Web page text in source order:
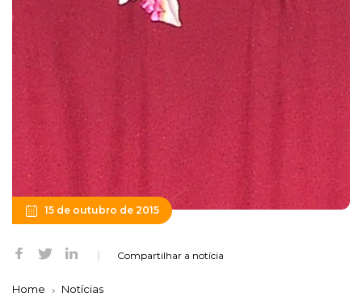
15 de outubro de 2015
Compartilhar a notícia
Home
Notícias